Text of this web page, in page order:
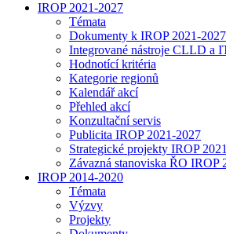
IROP 2021-2027
Témata
Dokumenty k IROP 2021-2027
Integrované nástroje CLLD a
Hodnotící kritéria
Kategorie regionů
Kalendář akcí
Přehled akcí
Konzultační servis
Publicita IROP 2021-2027
Strategické projekty IROP
Závazná stanoviska ŘO IROP
IROP 2014-2020
Témata
Výzvy
Projekty